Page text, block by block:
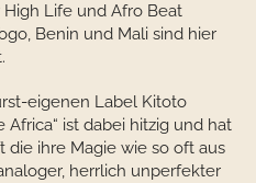
Life und Afro Beat
Benin und Mali sind hier
eigenen Label Kitoto
ist dabei hitzig und hat
die ihre Magie wie so oft aus
herrlich unperfekter